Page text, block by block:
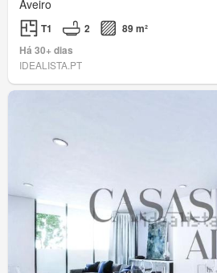
Aveiro
T1 2
89 m²
Há 30+ dias
IDEALISTA.PT